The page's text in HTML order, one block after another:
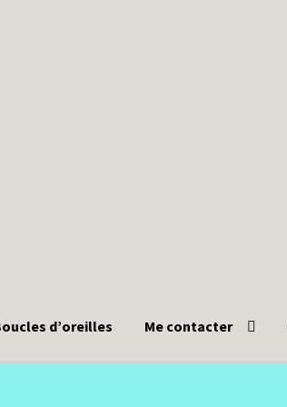
d’oreilles Me contacter